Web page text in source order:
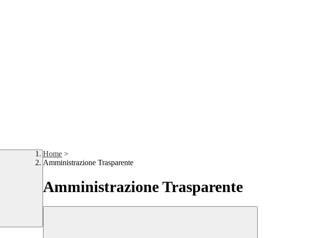
Home >
Amministrazione Trasparente
Amministrazione Trasparente